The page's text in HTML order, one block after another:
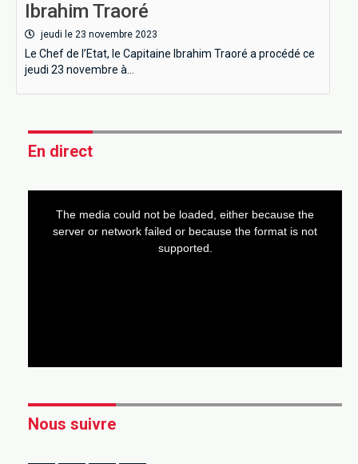
Ibrahim Traoré
jeudi le 23 novembre 2023
Le Chef de l’Etat, le Capitaine Ibrahim Traoré a procédé ce
jeudi 23 novembre à…
En direct
The media could not be loaded, either because the
server or network failed or because the format is not
supported.
Nous suivre